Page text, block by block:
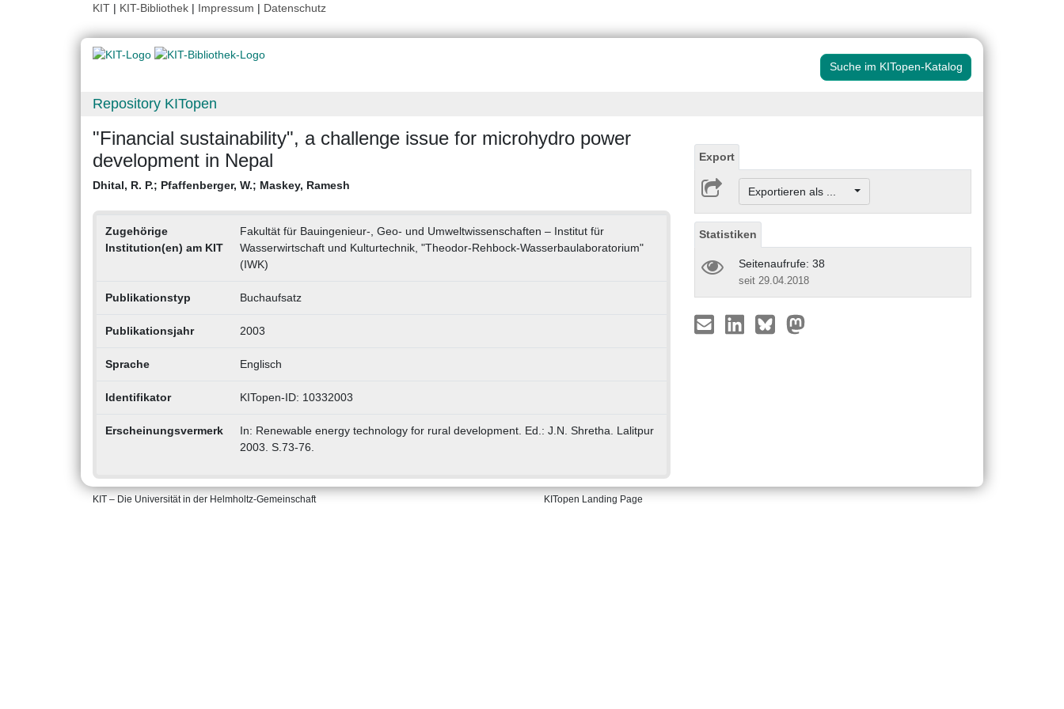
KIT | KIT-Bibliothek | Impressum | Datenschutz
Suche im KITopen-Katalog
Repository KITopen
"Financial sustainability", a challenge issue for microhydro power
development in Nepal
Dhital, R. P.; Pfaffenberger, W.; Maskey, Ramesh
Zugehörige
Institution(en) am KIT
Fakultät für Bauingenieur-, Geo- und Umweltwissenschaften – Institut für
Wasserwirtschaft und Kulturtechnik, "Theodor-Rehbock-Wasserbaulaboratorium"
(IWK)
Publikationstyp Buchaufsatz
Publikationsjahr 2003
Sprache Englisch
Identifikator KITopen-ID: 10332003
Erscheinungsvermerk
In: Renewable energy technology for rural development. Ed.: J.N. Shretha. Lalitpur
2003. S.73-76.
Export
Exportieren als ...
Statistiken
Seitenaufrufe: 38
seit 29.04.2018
KIT – Die Universität in der Helmholtz-Gemeinschaft KITopen Landing Page